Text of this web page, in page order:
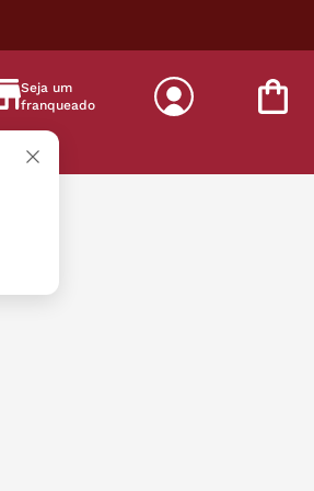
Seja um
franqueado